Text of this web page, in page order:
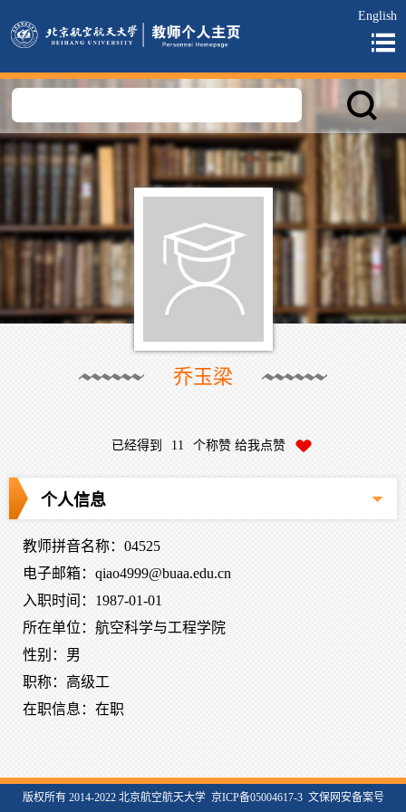
English
乔玉梁
已经得到 11 个称赞 给我点赞
个人信息
教师拼音名称：04525
电子邮箱： qiao4999@buaa.edu.cn
入职时间：1987-01-01
所在单位：航空科学与工程学院
性别：男
职称：高级工
在职信息：在职
版权所有 2014-2022 北京航空航天大学 京ICP备05004617-3 文保网安备案号